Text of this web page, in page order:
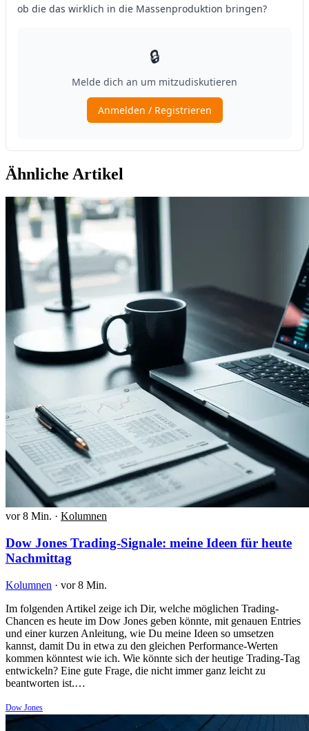
Ähnliche Artikel
vor 8 Min. · Kolumnen
Dow Jones Trading-Signale: meine Ideen für heute
Nachmittag
Kolumnen · vor 8 Min.
Im folgenden Artikel zeige ich Dir, welche möglichen Trading-
Chancen es heute im Dow Jones geben könnte, mit genauen Entries
und einer kurzen Anleitung, wie Du meine Ideen so umsetzen
kannst, damit Du in etwa zu den gleichen Performance-Werten
kommen könntest wie ich. Wie könnte sich der heutige Trading-Tag
entwickeln? Eine gute Frage, die nicht immer ganz leicht zu
beantworten ist.…
Dow Jones